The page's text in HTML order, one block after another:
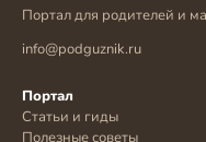
Портал для родителей и
info@podguznik.ru
Портал
Статьи и гиды
Полезные советы